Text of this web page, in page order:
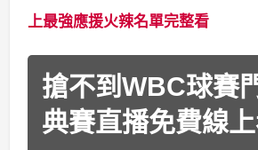
上最強應援火辣名單完整看
搶不到WBC球賽
典賽直播免費線